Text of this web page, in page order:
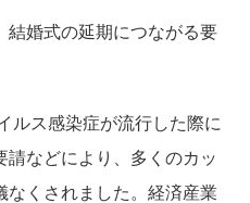
結婚式の延期につながる要
ルス感染症が流行した際に
請などにより、多くのカッ
なくされました。経済産業